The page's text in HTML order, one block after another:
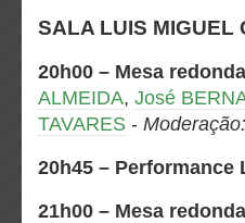
SALA LUIS MIGUEL
20h00 – Mesa
ALMEIDA, José
TAVARES - Moderação:
20h45 – Performance
21h00 – Mesa